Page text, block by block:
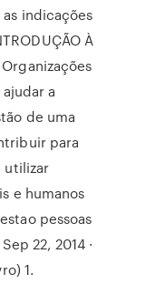
indicações
À
a
de uma
para
utilizar
e humanos
pessoas
22, 2014 ·
1.